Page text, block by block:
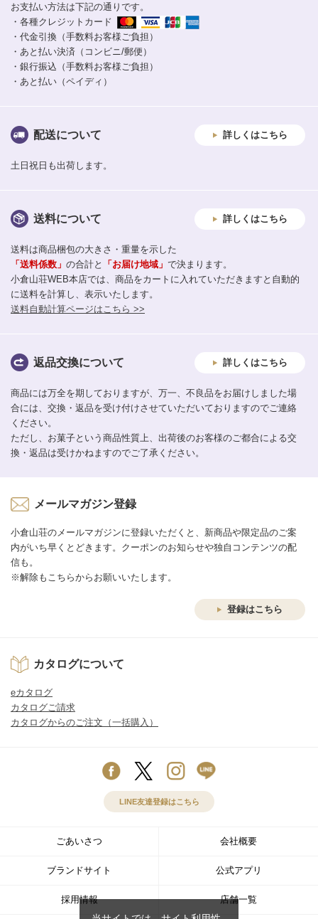
お支払い方法は下記の通りです。
・各種クレジットカード
・代金引換（手数料お客様ご負担）
・あと払い決済（コンビニ/郵便）
・銀行振込（手数料お客様ご負担）
・あと払い（ペイディ）
配送について 詳しくはこちら
土日祝日も出荷します。
送料について 詳しくはこちら
送料は商品梱包の大きさ・重量を示した
「送料係数」 の合計と 「お届け地域」 で決まります。
小倉山荘WEB本店では、商品をカートに入れていただきますと自動的
に送料を計算し、表示いたします。
送料自動計算ページはこちら >>
返品交換について 詳しくはこちら
商品には万全を期しておりますが、万一、不良品をお届けしました場
合には、交換・返品を受け付けさせていただいておりますのでご連絡
ください。
ただし、お菓子という商品性質上、出荷後のお客様のご都合による交
換・返品は受けかねますのでご了承ください。
メールマガジン登録
小倉山荘のメールマガジンに登録いただくと、新商品や限定品のご案
内がいち早くとどきます。クーポンのお知らせや独自コンテンツの配
信も。
※解除もこちらからお願いいたします。
登録はこちら
カタログについて
eカタログ
カタログご請求
カタログからのご注文（一括購入）
LINE友達登録はこちら
ごあいさつ 会社概要
ブランドサイト 公式アプリ
採用情報 店舗一覧